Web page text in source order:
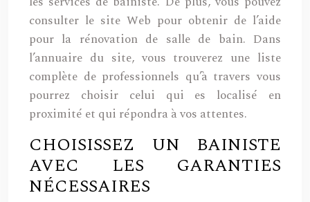
consulter le site Web pour obtenir de l’aide
pour la rénovation de salle de bain. Dans
l’annuaire du site, vous trouverez une liste
complète de professionnels qu’à travers vous
pourrez choisir celui qui es localisé en
proximité et qui répondra à vos attentes.
CHOISISSEZ UN BAINISTE
AVEC LES GARANTIES
NÉCESSAIRES